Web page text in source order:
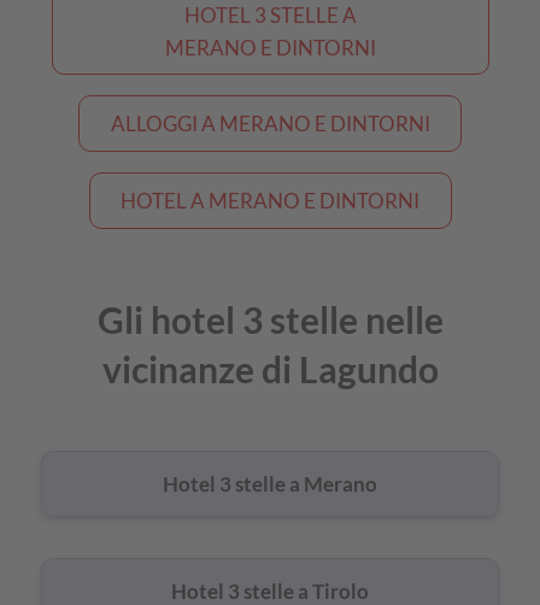
HOTEL 3 STELLE A
MERANO E DINTORNI
ALLOGGI A MERANO E DINTORNI
HOTEL A MERANO E DINTORNI
Gli hotel 3 stelle nelle
vicinanze di Lagundo
Hotel 3 stelle a Merano
Hotel 3 stelle a Tirolo